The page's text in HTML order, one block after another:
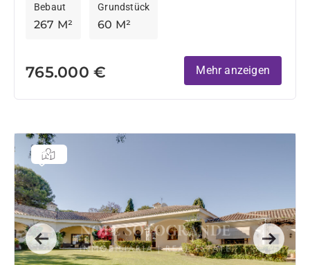
267 M²
Bebaut
60 M²
Grundstück
765.000 € Mehr anzeigen
Previous Next